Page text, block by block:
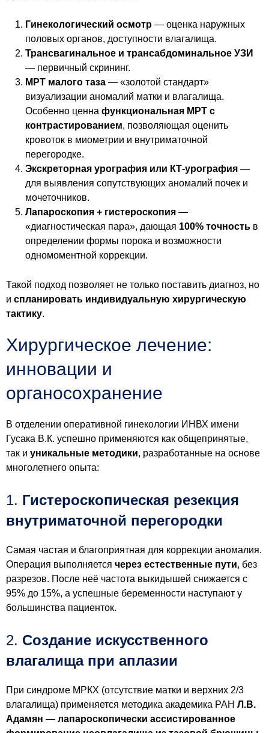
Гинекологический осмотр — оценка наружных
половых органов, доступности влагалища.
Трансвагинальное и трансабдоминальное УЗИ
— первичный скрининг.
МРТ малого таза — «золотой стандарт»
визуализации аномалий матки и влагалища.
Особенно ценна функциональная МРТ с
контрастированием, позволяющая оценить
кровоток в миометрии и внутриматочной
перегородке.
Экскреторная урография или КТ-урография —
для выявления сопутствующих аномалий почек и
мочеточников.
Лапароскопия + гистероскопия —
«диагностическая пара», дающая 100% точность в
определении формы порока и возможности
одномоментной коррекции.
Такой подход позволяет не только поставить диагноз, но
и спланировать индивидуальную хирургическую
тактику.
Хирургическое лечение:
инновации и
органосохранение
В отделении оперативной гинекологии ИНВХ имени
Гусака В.К. успешно применяются как общепринятые,
так и уникальные методики, разработанные на основе
многолетнего опыта:
1. Гистероскопическая резекция
внутриматочной перегородки
Самая частая и благоприятная для коррекции аномалия.
Операция выполняется через естественные пути, без
разрезов. После неё частота выкидышей снижается с
95% до 15%, а успешные беременности наступают у
большинства пациенток.
2. Создание искусственного
влагалища при аплазии
При синдроме МРКХ (отсутствие матки и верхних 2/3
влагалища) применяется методика академика РАН Л.В.
Адамян — лапароскопически ассистированное